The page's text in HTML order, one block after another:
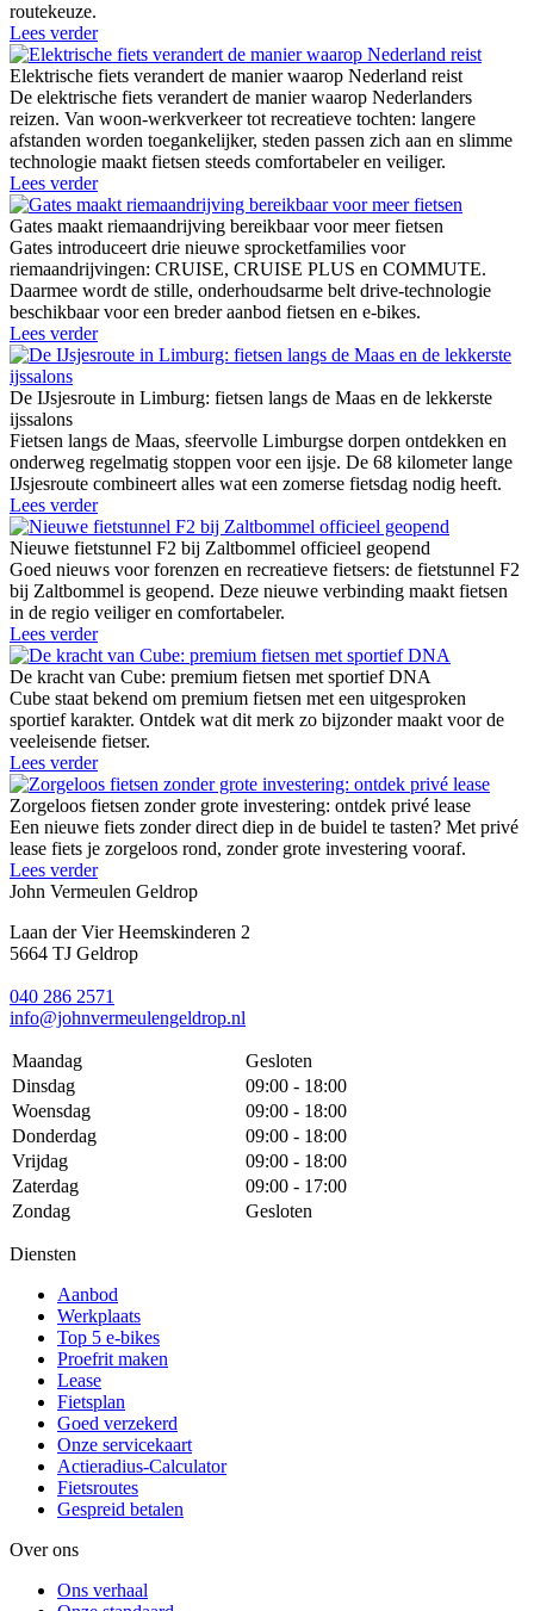
routekeuze.
Lees verder
Elektrische fiets verandert de manier waarop Nederland reist
De elektrische fiets verandert de manier waarop Nederlanders
reizen. Van woon-werkverkeer tot recreatieve tochten: langere
afstanden worden toegankelijker, steden passen zich aan en slimme
technologie maakt fietsen steeds comfortabeler en veiliger.
Lees verder
Gates maakt riemaandrijving bereikbaar voor meer fietsen
Gates introduceert drie nieuwe sprocketfamilies voor
riemaandrijvingen: CRUISE, CRUISE PLUS en COMMUTE.
Daarmee wordt de stille, onderhoudsarme belt drive-technologie
beschikbaar voor een breder aanbod fietsen en e-bikes.
Lees verder
De IJsjesroute in Limburg: fietsen langs de Maas en de lekkerste
ijssalons
Fietsen langs de Maas, sfeervolle Limburgse dorpen ontdekken en
onderweg regelmatig stoppen voor een ijsje. De 68 kilometer lange
IJsjesroute combineert alles wat een zomerse fietsdag nodig heeft.
Lees verder
Nieuwe fietstunnel F2 bij Zaltbommel officieel geopend
Goed nieuws voor forenzen en recreatieve fietsers: de fietstunnel F2
bij Zaltbommel is geopend. Deze nieuwe verbinding maakt fietsen
in de regio veiliger en comfortabeler.
Lees verder
De kracht van Cube: premium fietsen met sportief DNA
Cube staat bekend om premium fietsen met een uitgesproken
sportief karakter. Ontdek wat dit merk zo bijzonder maakt voor de
veeleisende fietser.
Lees verder
Zorgeloos fietsen zonder grote investering: ontdek privé lease
Een nieuwe fiets zonder direct diep in de buidel te tasten? Met privé
lease fiets je zorgeloos rond, zonder grote investering vooraf.
Lees verder
John Vermeulen Geldrop
Laan der Vier Heemskinderen 2
5664 TJ Geldrop
040 286 2571
info@johnvermeulengeldrop.nl
Maandag
Gesloten
Dinsdag
09:00 - 18:00
Woensdag
09:00 - 18:00
Donderdag
09:00 - 18:00
Vrijdag
09:00 - 18:00
Zaterdag
09:00 - 17:00
Zondag
Gesloten
Diensten
Aanbod
Werkplaats
Top 5 e-bikes
Proefrit maken
Lease
Fietsplan
Goed verzekerd
Onze servicekaart
Actieradius-Calculator
Fietsroutes
Gespreid betalen
Over ons
Ons verhaal